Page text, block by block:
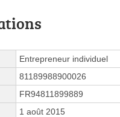
Entrepreneur individuel
81189988900026
FR94811899889
1 août 2015